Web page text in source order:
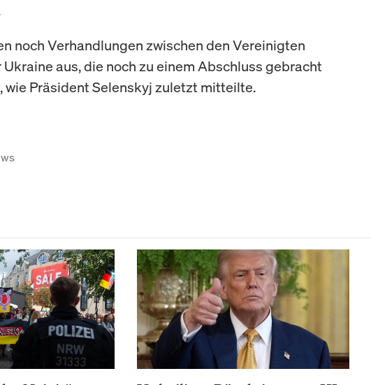
noch Verhandlungen zwischen den Vereinigten
aus, die noch zu einem Abschluss gebracht
wie Präsident Selenskyj zuletzt mitteilte.